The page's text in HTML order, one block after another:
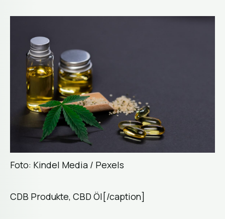
Foto: Kindel Media / Pexels
CDB Produkte, CBD Öl[/caption]